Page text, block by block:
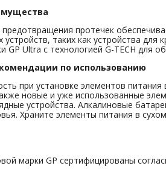
протечек
устройств, таких как устройства
GP Ultra с технологией G-TECH для
по использованию
при установке элементов
новые и уже использованные
устройства. Алкалиновые
Храните элементы питания в
марки GP сертифицированы